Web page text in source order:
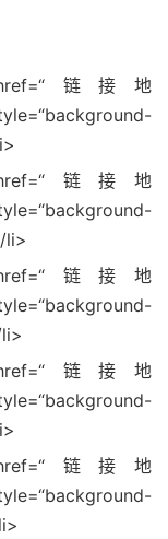
“链接地
“background-
“链接地
“background-
li>
“链接地
“background-
“链接地
“background-
“链接地
“background-